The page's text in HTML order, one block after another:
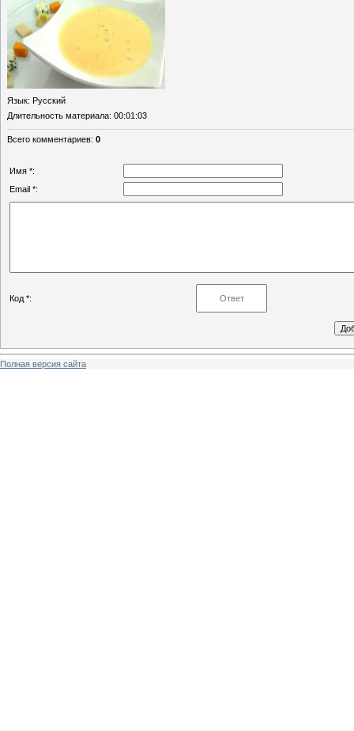
Язык: Русский
Длительность материала: 00:01:03
Всего комментариев: 0
Имя *:
Email *:
Код *:
Полная версия сайта